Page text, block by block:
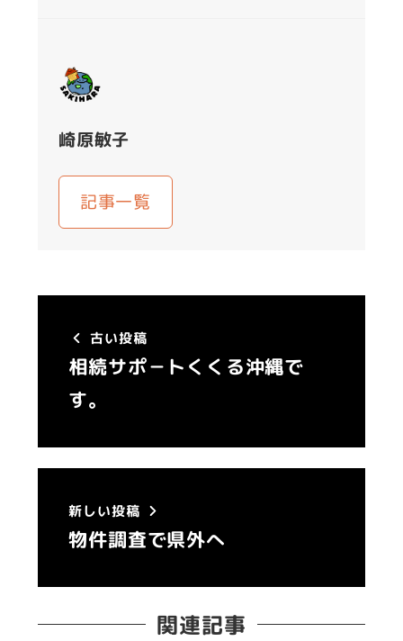
崎原敏子
記事一覧
古い投稿
相続サポ－トくくる沖縄で
す。
新しい投稿
物件調査で県外へ
関連記事